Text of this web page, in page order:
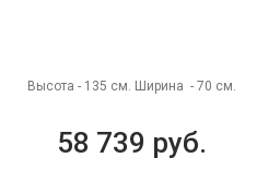
Высота - 135 см. Ширина - 70 см.
58 739 руб.